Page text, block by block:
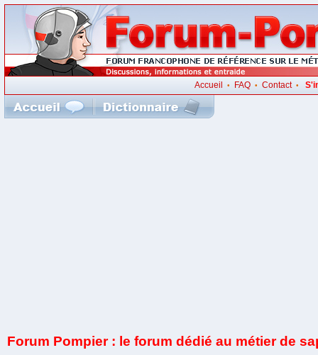
Accueil • FAQ• Contact•
Forum Pompier : le forum dédié au métier de